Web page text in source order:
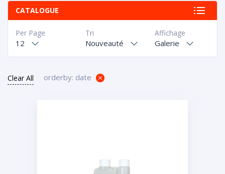
CATALOGUE
Affichage
Galerie
Tri
Nouveauté
Per Page
12
Clear All orderby: date